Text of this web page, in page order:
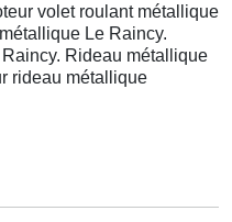
volet roulant métallique
Le Raincy.
Rideau métallique
rideau métallique